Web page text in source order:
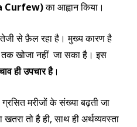
Curfew)का आह्वान किया।
तेजी से फ़ैल रहा है। मुख्य कारण है
खोजा नहीं जा सका है। इस
ही उपचार है।
मरीजों के संख्या बढ़ती जा
तो है ही, साथ ही अर्थव्यवस्ता